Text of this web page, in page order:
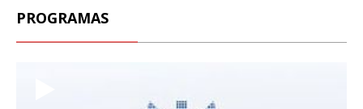
PROGRAMAS